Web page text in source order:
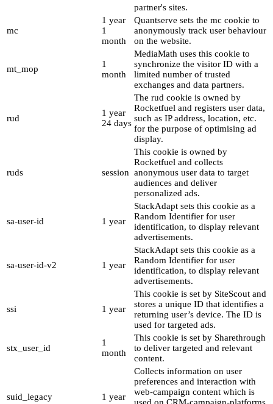
partner's sites.
mc
1 year
1
month
Quantserve sets the mc cookie to
anonymously track user behaviour
on the website.
mt_mop
1
month
MediaMath uses this cookie to
synchronize the visitor ID with a
limited number of trusted
exchanges and data partners.
rud
1 year
24 days
The rud cookie is owned by
Rocketfuel and registers user data,
such as IP address, location, etc.
for the purpose of optimising ad
display.
ruds session
This cookie is owned by
Rocketfuel and collects
anonymous user data to target
audiences and deliver
personalized ads.
sa-user-id 1 year
StackAdapt sets this cookie as a
Random Identifier for user
identification, to display relevant
advertisements.
sa-user-id-v2 1 year
StackAdapt sets this cookie as a
Random Identifier for user
identification, to display relevant
advertisements.
ssi 1 year
This cookie is set by SiteScout and
stores a unique ID that identifies a
returning user’s device. The ID is
used for targeted ads.
stx_user_id
1
month
This cookie is set by Sharethrough
to deliver targeted and relevant
content.
suid_legacy 1 year
Collects information on user
preferences and interaction with
web-campaign content which is